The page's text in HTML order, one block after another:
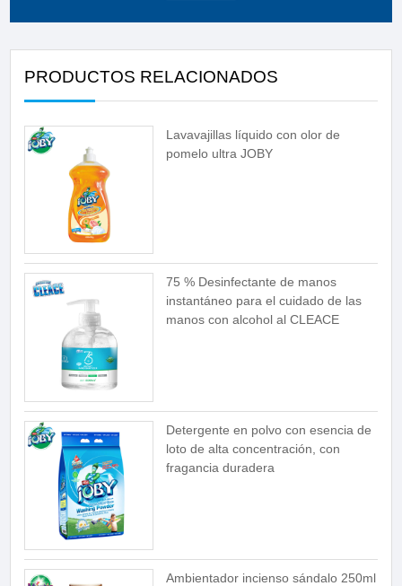
PRODUCTOS RELACIONADOS
Lavavajillas líquido con olor de
pomelo ultra JOBY
75 % Desinfectante de manos
instantáneo para el cuidado de las
manos con alcohol al CLEACE
Detergente en polvo con esencia de
loto de alta concentración, con
fragancia duradera
Ambientador incienso sándalo 250ml